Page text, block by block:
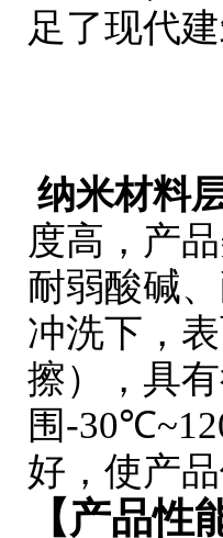
足了现代
纳米材料
度高，产
耐弱酸碱
冲洗下，
擦），具
围-30℃
好，使产
【产品性